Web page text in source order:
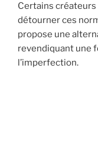
Certains
détourner ces
propose une
revendiquant une
l’imperfection.